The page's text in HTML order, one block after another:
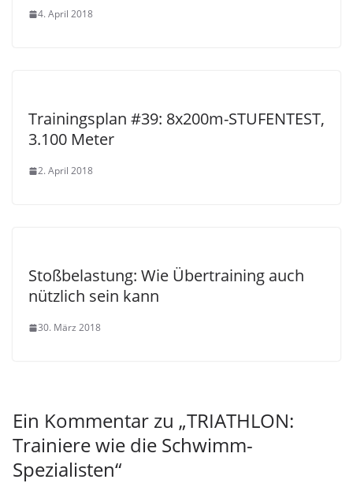
4. April 2018
Trainingsplan #39: 8x200m-STUFENTEST,
3.100 Meter
2. April 2018
Stoßbelastung: Wie Übertraining auch
nützlich sein kann
30. März 2018
Ein Kommentar zu „TRIATHLON:
Trainiere wie die Schwimm-
Spezialisten“